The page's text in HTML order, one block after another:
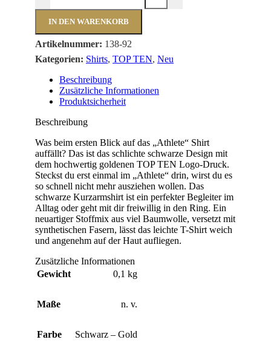
IN DEN WARENKORB
Artikelnummer: 138-92
Kategorien: Shirts, TOP TEN, Neu
Beschreibung
Zusätzliche Informationen
Produktsicherheit
Beschreibung
Was beim ersten Blick auf das „Athlete“ Shirt
auffällt? Das ist das schlichte schwarze Design mit
dem hochwertig goldenen TOP TEN Logo-Druck.
Steckst du erst einmal im „Athlete“ drin, wirst du es
so schnell nicht mehr ausziehen wollen. Das
schwarze Kurzarmshirt ist ein perfekter Begleiter im
Alltag oder geht mit dir freiwillig in den Ring. Ein
neuartiger Stoffmix aus viel Baumwolle, versetzt mit
synthetischen Fasern, lässt das leichte T-Shirt weich
und angenehm auf der Haut aufliegen.
Zusätzliche Informationen
Gewicht
0,1 kg
Maße n. v.
Farbe Schwarz – Gold